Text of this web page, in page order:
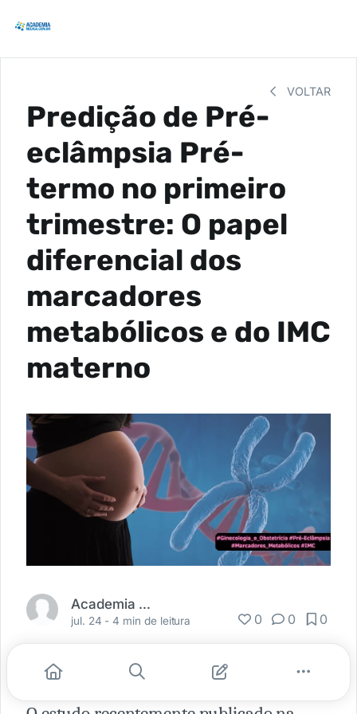
VOLTAR
Predição de Pré-
eclâmpsia Pré-
termo no primeiro
trimestre: O papel
diferencial dos
marcadores
metabólicos e do IMC
materno
Academia Médica
jul. 24 -4 min de leitura 0 0 0